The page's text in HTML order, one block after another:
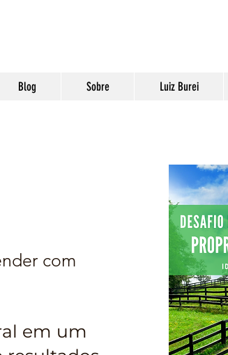
Blog Sobre Luiz Burei
com
em um